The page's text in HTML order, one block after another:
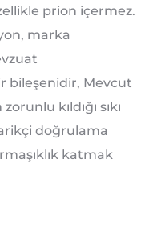
prion içermez.
marka
bileşenidir, Mevcut
kıldığı sıkı
doğrulama
katmak